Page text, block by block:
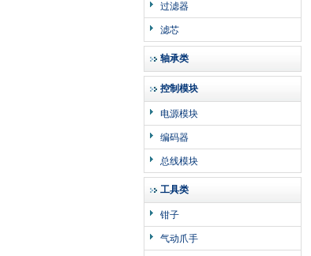
过滤器
滤芯
轴承类
控制模块
电源模块
编码器
总线模块
工具类
钳子
气动爪手